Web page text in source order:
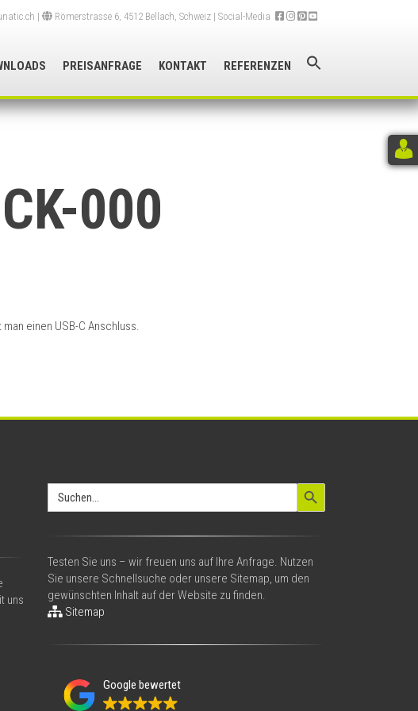
| Römerstrasse 6, 4512 Bellach, Schweiz | Social-Media
PREISANFRAGE KONTAKT REFERENZEN
000
einen USB-C Anschluss.
uns
Search
for:
Search Button
Testen Sie uns – wir freuen uns auf Ihre Anfrage. Nutzen
Sie unsere Schnellsuche oder unsere Sitemap, um den
gewünschten Inhalt auf der Website zu finden.
Sitemap
Google bewertet